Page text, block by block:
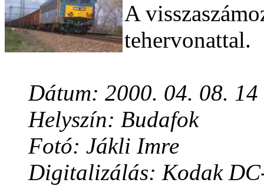
A
tehervonattal.
Dátum: 2000. 04. 08.
Helyszín: Budafok
Fotó: Jákli Imre
Digitalizálás: Kodak